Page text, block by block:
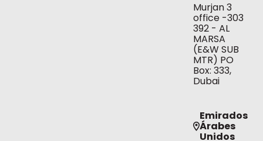
Murjan 3
office -303
392 - AL
MARSA
(E&W SUB
MTR) PO
Box: 333,
Dubai
Emirados
Árabes
Unidos